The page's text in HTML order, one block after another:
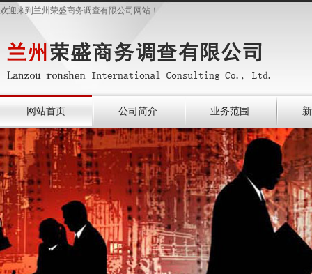
欢迎来到兰州荣盛商务调查有限公司网站！
网站首页 公司简介 业务范围